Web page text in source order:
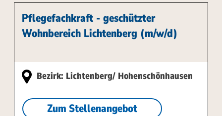
Pflegefachkraft - geschützter
Wohnbereich Lichtenberg (m/w/d)
Bezirk: Lichtenberg/ Hohenschönhausen
Zum Stellenangebot